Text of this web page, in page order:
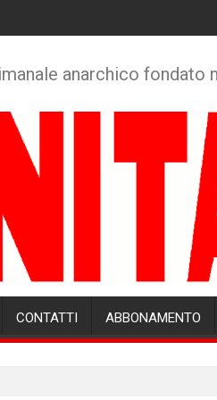
anarchico fondato
CONTATTI ABBONAMENTO